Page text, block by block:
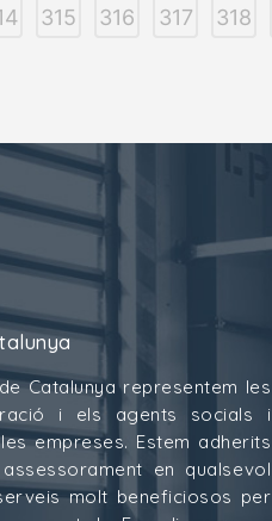
315 316 317 318
Catalunya representem les
i els agents socials i
empreses. Estem adherits
en qualsevol
molt beneficiosos per